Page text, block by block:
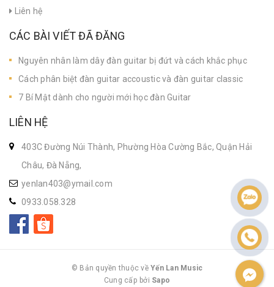
Liên hệ
CÁC BÀI VIẾT ĐÃ ĐĂNG
Nguyên nhân làm dây đàn guitar bị đứt và cách khắc phục
Cách phân biệt đàn guitar accoustic và đàn guitar classic
7 Bí Mật dành cho người mới học đàn Guitar
LIÊN HỆ
403C Đường Núi Thành, Phường Hòa Cường Bắc, Quận Hải
Châu, Đà Nẵng,
yenlan403@ymail.com
0933.058.328
© Bản quyền thuộc về Yến Lan Music
|
Cung cấp bởi Sapo